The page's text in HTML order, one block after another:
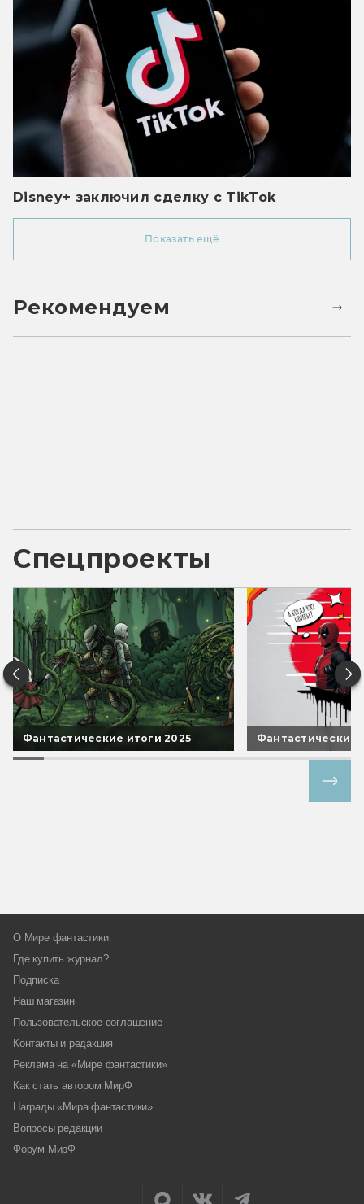
Disney+ заключил сделку с TikTok
Показать ещё
Рекомендуем
Спецпроекты
Фантастические итоги 2025 Фантастические
О Мире фантастики
Где купить журнал?
Подписка
Наш магазин
Пользовательское соглашение
Контакты и редакция
Реклама на «Мире фантастики»
Как стать автором МирФ
Награды «Мира фантастики»
Вопросы редакции
Форум МирФ